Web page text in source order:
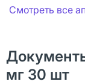
Смотреть все
мг 30 шт